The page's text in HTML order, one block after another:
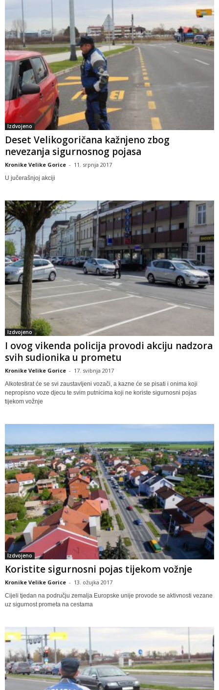
Izdvojeno
Deset Velikogoričana kažnjeno zbog
nevezanja sigurnosnog pojasa
Kronike Velike Gorice - 11. srpnja 2017
U jučerašnjoj akciji
Izdvojeno
I ovog vikenda policija provodi akciju nadzora
svih sudionika u prometu
Kronike Velike Gorice - 17. svibnja 2017
Alkotestirat će se svi zaustavljeni vozači, a kazne će se pisati i onima koji
nepropisno voze djecu te svim putnicima koji ne koriste sigurnosni pojas
tijekom vožnje
Izdvojeno
Koristite sigurnosni pojas tijekom vožnje
Kronike Velike Gorice - 13. ožujka 2017
Cijeli tjedan na području zemalja Europske unije provode se aktivnosti vezane
uz sigurnost prometa na cestama